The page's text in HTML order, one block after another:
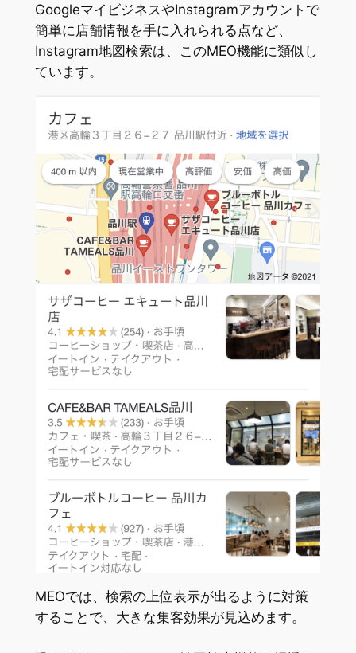
GoogleマイビジネスやInstagramアカウントで
簡単に店舗情報を手に入れられる点など、
Instagram地図検索は、このMEO機能に類似し
ています。
MEOでは、検索の上位表示が出るように対策
することで、大きな集客効果が見込めます。